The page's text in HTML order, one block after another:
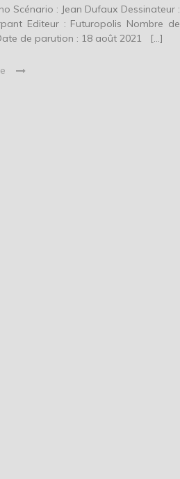
Scénario : Jean Dufaux Dessinateur :
Editeur : Futuropolis Nombre de
de parution : 18 août 2021 […]